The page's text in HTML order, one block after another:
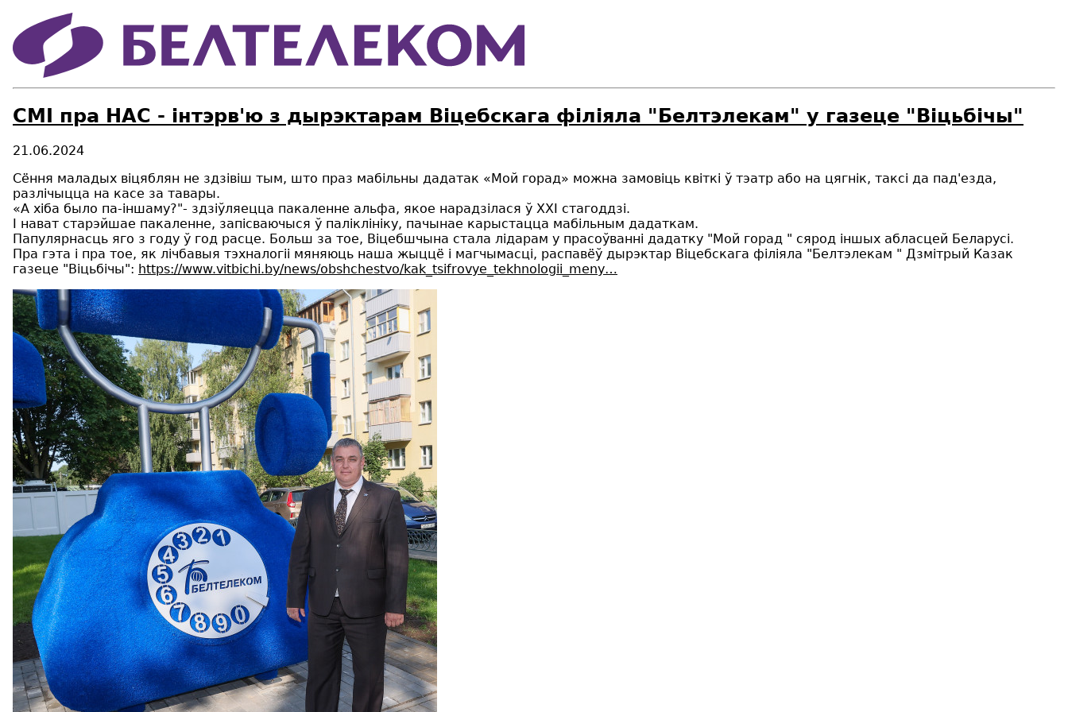
СМІ пра НАС - інтэрв'ю з дырэктарам Віцебскага філіяла "Белтэлекам" у газеце "Віцьбічы"
21.06.2024
Сёння маладых віцяблян не здзівіш тым, што праз мабільны дадатак «Мой горад» можна замовіць квіткі ў тэатр або на цягнік, таксі да пад'езда,
разлічыцца на касе за тавары.
«А хіба было па-іншаму?"- здзіўляецца пакаленне альфа, якое нарадзілася ў ХХІ стагоддзі.
І нават старэйшае пакаленне, запісваючыся ў паліклініку, пачынае карыстацца мабільным дадаткам.
Папулярнасць яго з году ў год расце. Больш за тое, Віцебшчына стала лідарам у прасоўванні дадатку "Мой горад " сярод іншых абласцей Беларусі.
Пра гэта і пра тое, як лічбавыя тэхналогіі мяняюць наша жыццё і магчымасці, распавёў дырэктар Віцебскага філіяла "Белтэлекам " Дзмітрый Казак
газеце "Віцьбічы": https://www.vitbichi.by/news/obshchestvo/kak_tsifrovye_tekhnologii_meny…